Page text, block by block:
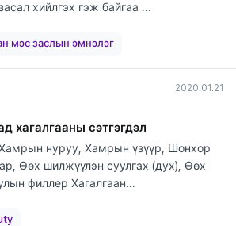
хийлгэх гэж байгаа ...
мэс заслын эмнэлэг
2020.01.21
хагалгааны сэтгэгдэл
нуруу, Хамрын үзүүр, Шонхор
Өөх шилжүүлэн суулгах (дух), Өөх
соруулах (гуя), Уруулын филлер Хагалгаан...